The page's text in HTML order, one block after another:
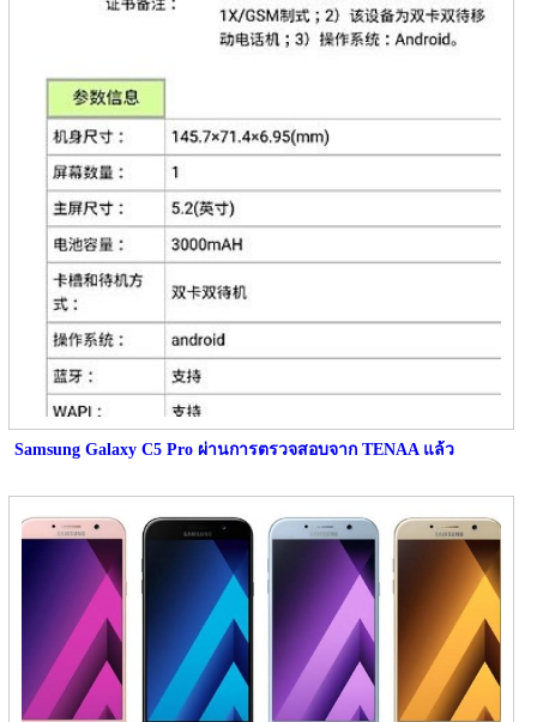
Samsung Galaxy C5 Pro ผ่านการตรวจสอบจาก TENAA แล้ว